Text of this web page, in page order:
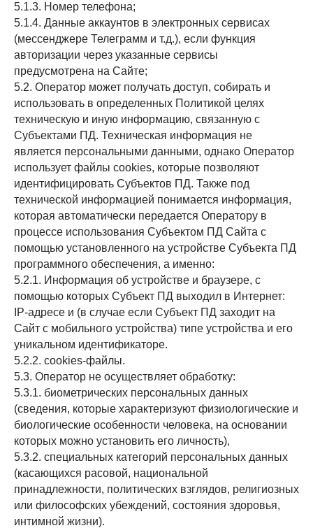
5.1.3. Номер телефона;
5.1.4. Данные аккаунтов в электронных сервисах
(мессенджере Телеграмм и т.д.), если функция
авторизации через указанные сервисы
предусмотрена на Сайте;
5.2. Оператор может получать доступ, собирать и
использовать в определенных Политикой целях
техническую и иную информацию, связанную с
Субъектами ПД. Техническая информация не
является персональными данными, однако Оператор
использует файлы cookies, которые позволяют
идентифицировать Субъектов ПД. Также под
технической информацией понимается информация,
которая автоматически передается Оператору в
процессе использования Субъектом ПД Сайта с
помощью установленного на устройстве Субъекта ПД
программного обеспечения, а именно:
5.2.1. Информация об устройстве и браузере, с
помощью которых Субъект ПД выходил в Интернет:
IP-адресе и (в случае если Субъект ПД заходит на
Сайт с мобильного устройства) типе устройства и его
уникальном идентификаторе.
5.2.2. cookies-файлы.
5.3. Оператор не осуществляет обработку:
5.3.1. биометрических персональных данных
(сведения, которые характеризуют физиологические и
биологические особенности человека, на основании
которых можно установить его личность),
5.3.2. специальных категорий персональных данных
(касающихся расовой, национальной
принадлежности, политических взглядов, религиозных
или философских убеждений, состояния здоровья,
интимной жизни).